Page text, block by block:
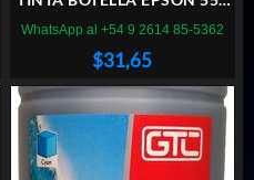
NEGRA
$31,65
WhatsApp al +54 9 2614 85-5362